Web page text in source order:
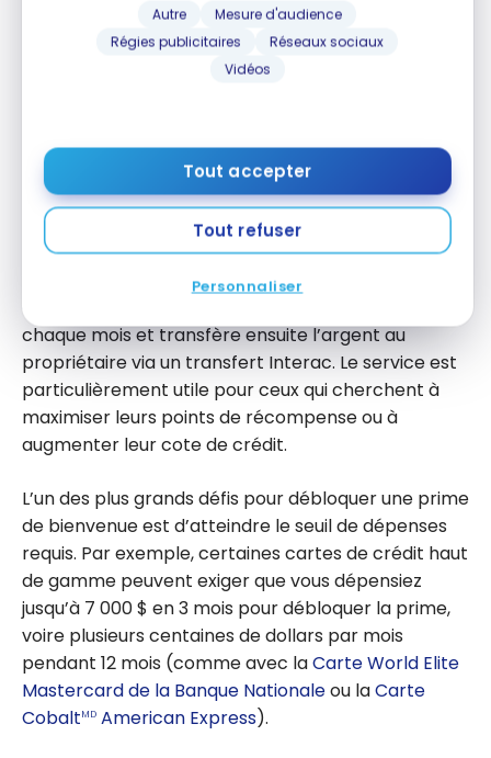
Autre
Mesure d'audience
Régies publicitaires
Réseaux sociaux
Vidéos
Tout accepter
Tout refuser
Personnaliser
est d’utiliser le serviceChexy
payer votre loyer.
de crédit. En utilisant ce service, non seulement
vous pouvez automatiser vos paiements de loyer,
mais vous pouvez égalementaccumuler des
points de récompense ou remises en argent
sur
votre carte de crédit.
Chexy
chaque mois et transfère ensuite l’argent au
propriétaire via un transfert Interac. Le service est
particulièrement utile pour ceux qui cherchent à
maximiser leurs points de récompense ou à
augmenter leur cote de crédit.
L’un des plus grands défis pour débloquer une prime
de bienvenue est d’atteindre le seuil de dépenses
requis. Par exemple, certaines cartes de crédit haut
de gamme peuvent exiger que vous dépensiez
jusqu’à 7 000 $ en 3 mois pour débloquer la prime,
voire plusieurs centaines de dollars par mois
pendant 12 mois (comme avec laCarte World Elite
Mastercard de la Banque Nationaleou laCarte
CobaltMD American Express).